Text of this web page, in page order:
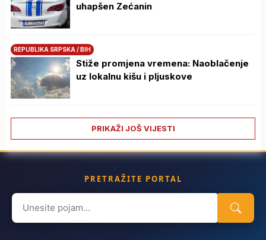
uhapšen Zećanin
REPUBLIKA SRPSKA / BIH
Stiže promjena vremena: Naoblačenje
uz lokalnu kišu i pljuskove
PRIKAŽI JOŠ VIJESTI
PRETRAŽITE PORTAL
Search
for: